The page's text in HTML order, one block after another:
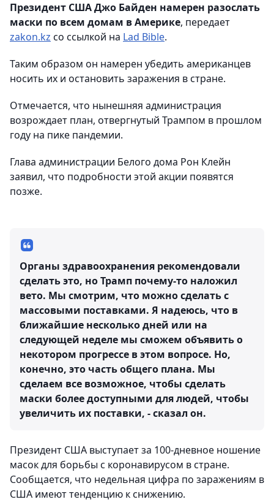
Президент США Джо Байден намерен разослать
маски по всем домам в Америке, передает
zakon.kz со ссылкой на Lad Bible.
Таким образом он намерен убедить американцев
носить их и остановить заражения в стране.
Отмечается, что нынешняя администрация
возрождает план, отвергнутый Трампом в прошлом
году на пике пандемии.
Глава администрации Белого дома Рон Клейн
заявил, что подробности этой акции появятся
позже.
Органы здравоохранения рекомендовали
сделать это, но Трамп почему-то наложил
вето. Мы смотрим, что можно сделать с
массовыми поставками. Я надеюсь, что в
ближайшие несколько дней или на
следующей неделе мы сможем объявить о
некотором прогрессе в этом вопросе. Но,
конечно, это часть общего плана. Мы
сделаем все возможное, чтобы сделать
маски более доступными для людей, чтобы
увеличить их поставки, - сказал он.
Президент США выступает за 100-дневное ношение
масок для борьбы с коронавирусом в стране.
Сообщается, что недельная цифра по заражениям в
США имеют тенденцию к снижению.